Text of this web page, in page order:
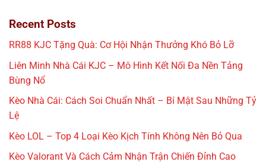
Recent Posts
RR88 KJC Tặng Quà: Cơ Hội Nhận Thưởng Khó Bỏ Lỡ
Liên Minh Nhà Cái KJC – Mô Hình Kết Nối Đa Nền Tảng
Bùng Nổ
Kèo Nhà Cái: Cách Soi Chuẩn Nhất – Bí Mật Sau Những Tỷ
Lệ
Kèo LOL – Top 4 Loại Kèo Kịch Tính Không Nên Bỏ Qua
Kèo Valorant Và Cách Cảm Nhận Trận Chiến Đỉnh Cao